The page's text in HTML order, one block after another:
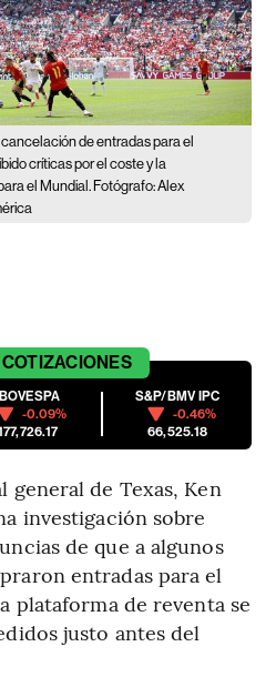
de entradas para el
críticas por el coste y la
el Mundial. Fotógrafo: Alex
COTIZACIONES
IBOVESPA
-0.09%
S&P/BMV IPC
-0.46%
66,525.18
de Texas, Ken
investigación sobre
de que a algunos
entradas para el
plataforma de reventa se
justo antes del